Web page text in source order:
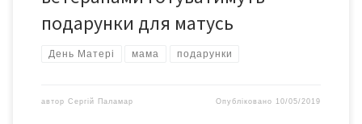
подарунки для матусь
День Матері мама подарунки
автор Сергій Паламар Опубліковано 10/05/2019